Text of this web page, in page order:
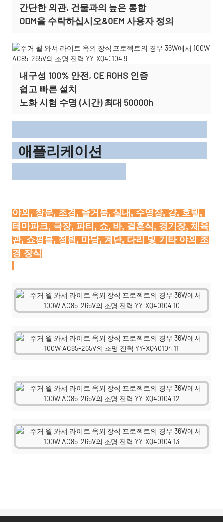
간단한 외관, 건물과의 높은 통합
ODM을 수락하십시오&OEM 사용자 정의
내구성 100% 안전, CE ROHS 인증
쉽고 빠른 설치
노화 시험 수명 (시간) 최대 50000h
애플리케이션
야외, 창문, 조경, 즐거움, 실내, 수영장, 강, 호텔,
테마파크, 극장, 파티, 쇼, 바, 결혼식, 경기장, 체육
관, 쇼핑몰, 정원, 마당, 계단, 다리 및 기타 야외 조